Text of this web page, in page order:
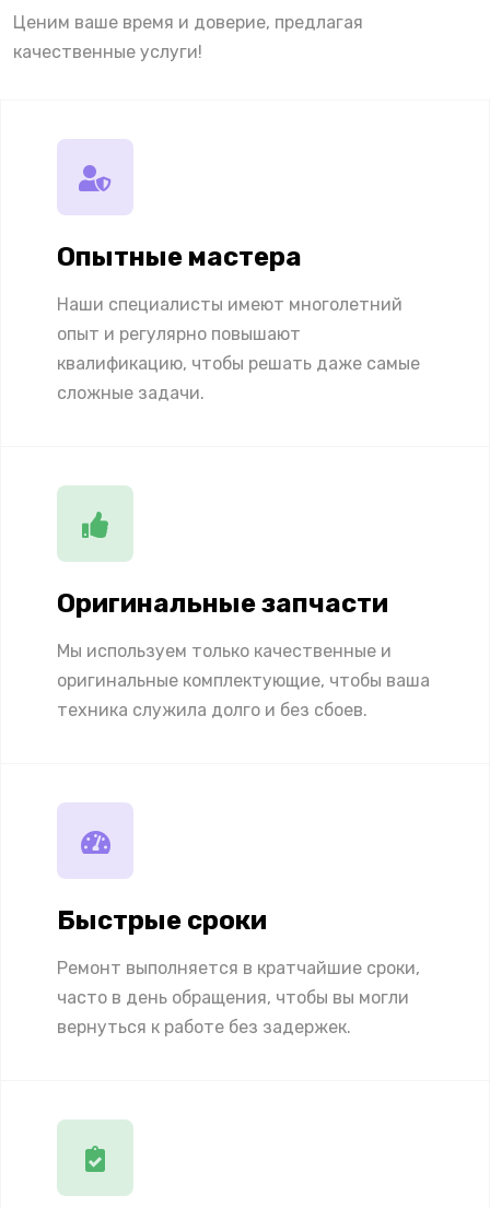
Ценим ваше время и доверие, предлагая
качественные услуги!
Опытные мастера
Наши специалисты имеют многолетний
опыт и регулярно повышают
квалификацию, чтобы решать даже самые
сложные задачи.
Оригинальные запчасти
Мы используем только качественные и
оригинальные комплектующие, чтобы ваша
техника служила долго и без сбоев.
Быстрые сроки
Ремонт выполняется в кратчайшие сроки,
часто в день обращения, чтобы вы могли
вернуться к работе без задержек.